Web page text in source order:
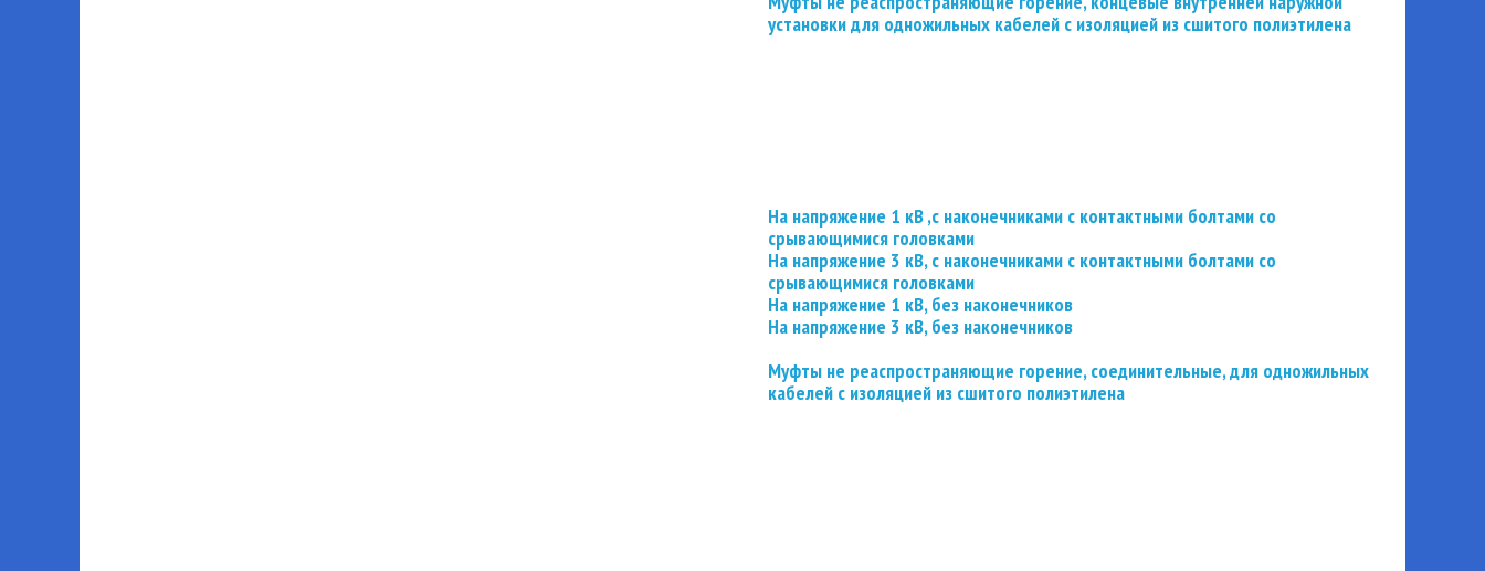
установки для одножильных кабелей с изоляцией из сшитого полиэтилена
На напряжение 1 кВ ,с наконечниками с контактными болтами со
срывающимися головками
На напряжение 3 кВ, с наконечниками с контактными болтами со
срывающимися головками
На напряжение 1 кВ, без наконечников
На напряжение 3 кВ, без наконечников
Муфты не реаспространяющие горение, соединительные, для одножильных
кабелей с изоляцией из сшитого полиэтилена